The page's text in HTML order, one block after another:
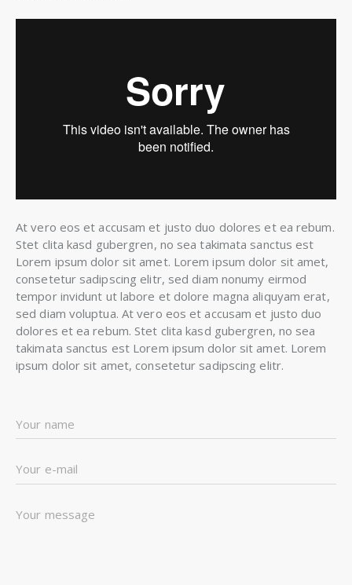
At vero eos et accusam et justo duo dolores et ea rebum.
Stet clita kasd gubergren, no sea takimata sanctus est
Lorem ipsum dolor sit amet. Lorem ipsum dolor sit amet,
consetetur sadipscing elitr, sed diam nonumy eirmod
tempor invidunt ut labore et dolore magna aliquyam erat,
sed diam voluptua. At vero eos et accusam et justo duo
dolores et ea rebum. Stet clita kasd gubergren, no sea
takimata sanctus est Lorem ipsum dolor sit amet. Lorem
ipsum dolor sit amet, consetetur sadipscing elitr.